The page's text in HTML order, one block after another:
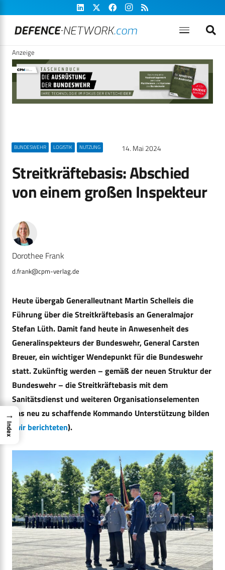
Anzeige
BUNDESWEHR LOGISTIK NUTZUNG 14. Mai 2024
Streitkräftebasis: Abschied
von einem großen Inspekteur
Dorothee Frank
d.frank@cpm-verlag.de
Heute übergab Generalleutnant Martin Schelleis die
Führung über die Streitkräftebasis an Generalmajor
Stefan Lüth. Damit fand heute in Anwesenheit des
Generalinspekteurs der Bundeswehr, General Carsten
Breuer, ein wichtiger Wendepunkt für die Bundeswehr
statt. Zukünftig werden – gemäß der neuen Struktur der
Bundeswehr – die Streitkräftebasis mit dem
Sanitätsdienst und weiteren Organisationselementen
das neu zu schaffende Kommando Unterstützung bilden
wir berichteten).
→
Index